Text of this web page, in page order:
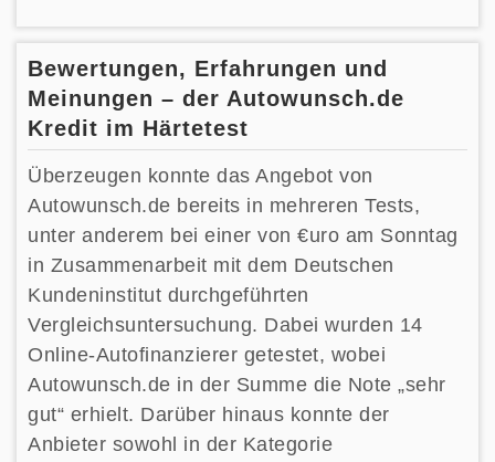
Bewertungen, Erfahrungen und
Meinungen – der Autowunsch.de
Kredit im Härtetest
Überzeugen konnte das Angebot von
Autowunsch.de bereits in mehreren Tests,
unter anderem bei einer von €uro am Sonntag
in Zusammenarbeit mit dem Deutschen
Kundeninstitut durchgeführten
Vergleichsuntersuchung. Dabei wurden 14
Online-Autofinanzierer getestet, wobei
Autowunsch.de in der Summe die Note „sehr
gut“ erhielt. Darüber hinaus konnte der
Anbieter sowohl in der Kategorie